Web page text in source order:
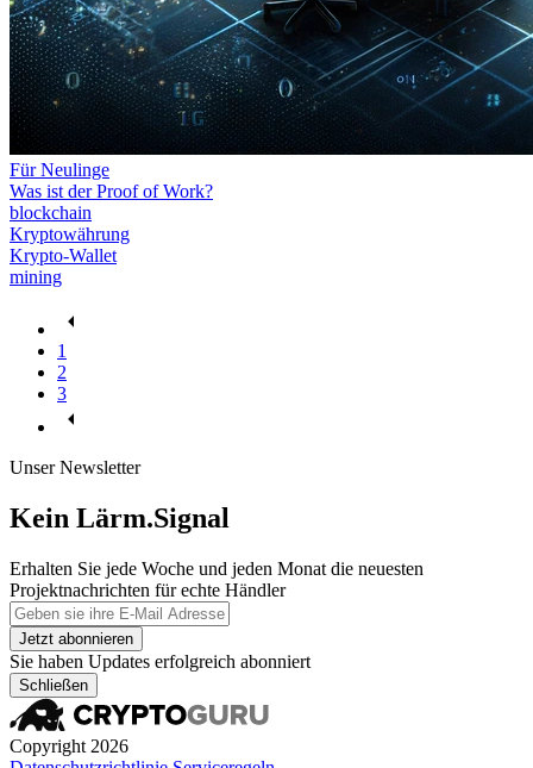
Für Neulinge
Was ist der Proof of Work?
blockchain
Kryptowährung
Krypto-Wallet
mining
1
2
3
Unser Newsletter
Kein Lärm.Signal
Erhalten Sie jede Woche und jeden Monat die neuesten
Projektnachrichten für echte Händler
Jetzt abonnieren
Sie haben Updates erfolgreich abonniert
Schließen
Copyright 2026